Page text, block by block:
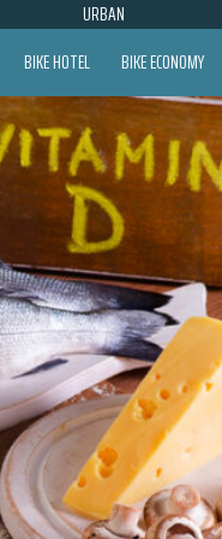
URBAN
BIKE HOTEL BIKE ECONOMY